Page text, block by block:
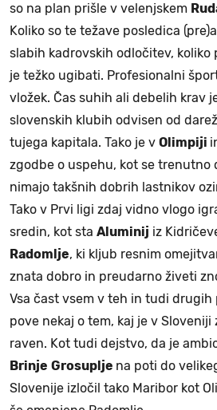
so na plan prišle v velenjskem
Koliko so te težave posledica
slabih kadrovskih odločitev, koliko
je težko ugibati. Profesionalni
vložek. Čas suhih ali debelih krav
slovenskih klubih odvisen od
tujega kapitala. Tako je v Olimpiji
zgodbe o uspehu, kot se trenutno
nimajo takšnih dobrih lastnikov
Tako v Prvi ligi zdaj vidno vlogo
sredin, kot sta Aluminij iz
Radomlje, ki kljub resnim
znata dobro in preudarno živeti
Vsa čast vsem v teh in tudi
pove nekaj o tem, kaj je v
raven. Kot tudi dejstvo, da je
Brinje Grosuplje na poti do
Slovenije izločil tako Maribor kot